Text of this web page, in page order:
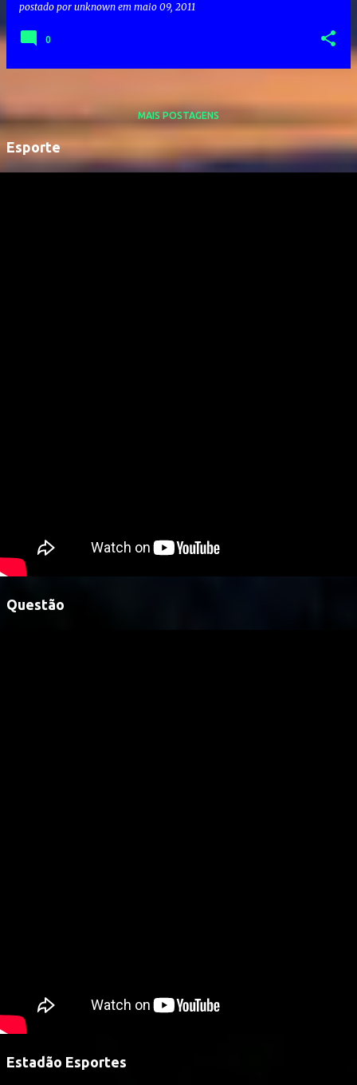
postado por unknown em maio 09, 2011
0
MAIS POSTAGENS
Esporte
Questão
Estadão Esportes